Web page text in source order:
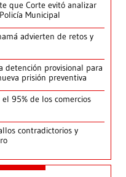
que Corte evitó analizar
Municipal
advierten de retos y
detención provisional para
prisión preventiva
95% de los comercios
contradictorios y